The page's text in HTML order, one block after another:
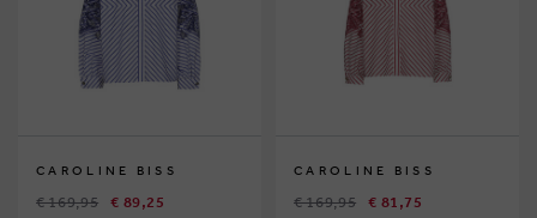
CAROLINE BISS
€ 169,95 € 89,25
CAROLINE BISS
€ 169,95 € 81,75